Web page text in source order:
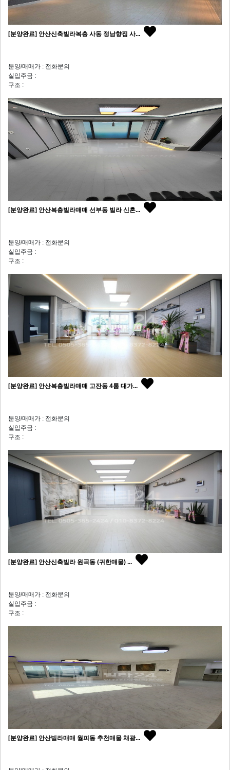
[분양완료] 안산신축빌라복층 사동 정남향집 사...
분양/매매가 : 전화문의
실입주금 :
구조 :
[분양완료] 안산복층빌라매매 선부동 빌라 신혼...
분양/매매가 : 전화문의
실입주금 :
구조 :
[분양완료] 안산복층빌라매매 고잔동 4룸 대가...
분양/매매가 : 전화문의
실입주금 :
구조 :
[분양완료] 안산신축빌라 원곡동 (귀한매물) ...
분양/매매가 : 전화문의
실입주금 :
구조 :
[분양완료] 안산빌라매매 월피동 추천매물 채광...